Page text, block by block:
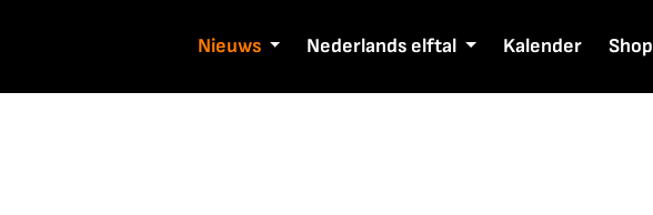
Nieuws Nederlands elftal Kalender Shop